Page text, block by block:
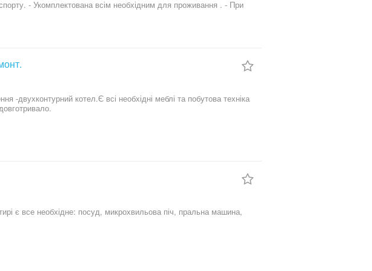
корпоративів. - Телефонуйте е ще другі варіанти. - Ціна
-двухконтурний котел.Є всі необхідні меблі та побутова техніка
є все необхідне: посуд, микрохвильова піч, пральна машина,